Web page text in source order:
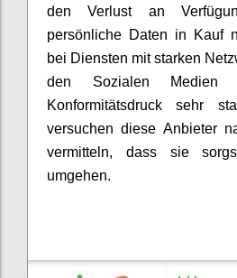
den Verlust an
persönliche Daten in Kauf
bei Diensten mit starken
den Sozialen
Konformitätsdruck sehr
versuchen diese Anbieter
vermitteln, dass sie
umgehen.